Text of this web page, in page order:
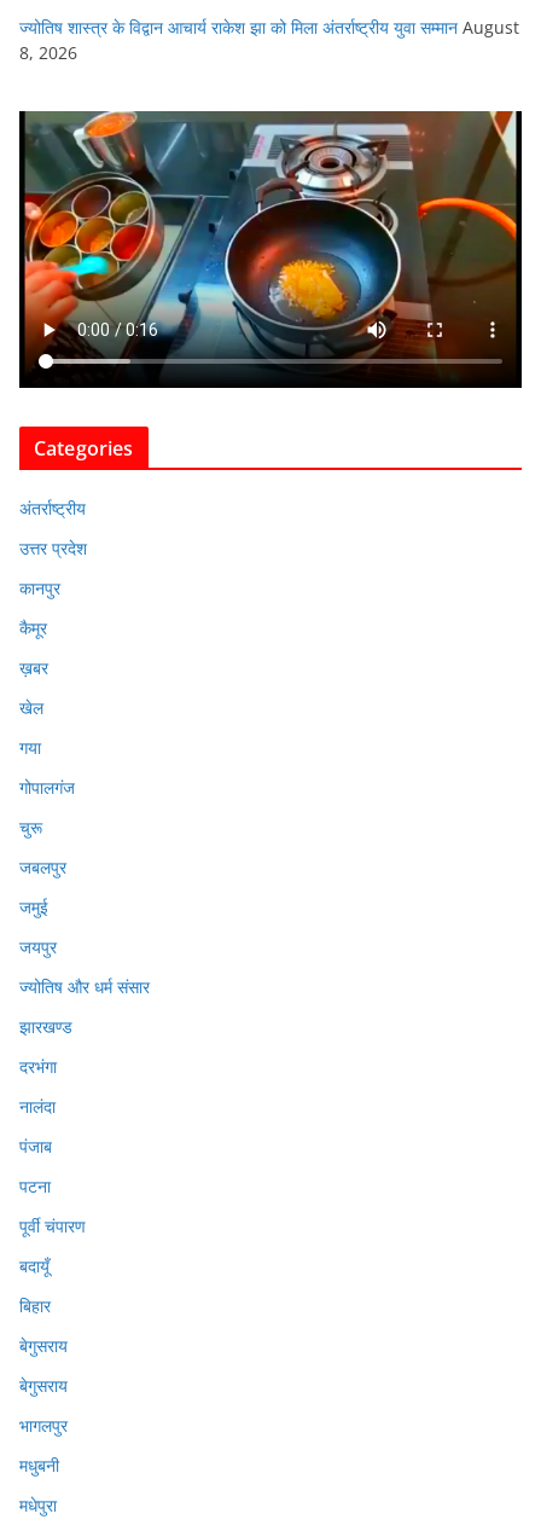
ज्योतिष शास्त्र के विद्वान आचार्य राकेश झा को मिला अंतर्राष्ट्रीय युवा सम्मान August
8, 2026
Categories
अंतर्राष्ट्रीय
उत्तर प्रदेश
कानपुर
कैमूर
ख़बर
खेल
गया
गोपालगंज
चुरू
जबलपुर
जमुई
जयपुर
ज्योतिष और धर्म संसार
झारखण्ड
दरभंगा
नालंदा
पंजाब
पटना
पूर्वी चंपारण
बदायूँ
बिहार
बेगुसराय
बेगुसराय
भागलपुर
मधुबनी
मधेपुरा